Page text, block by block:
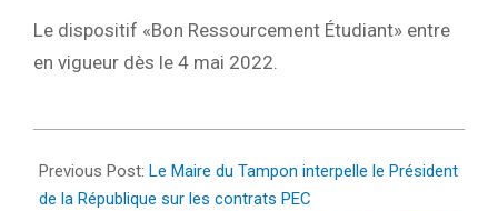
Le dispositif «Bon Ressourcement Étudiant» entre
en vigueur dès le 4 mai 2022.
04-
29
Previous Post: Le Maire du Tampon interpelle le Président
de la République sur les contrats PEC